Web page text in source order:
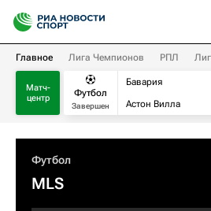
Главное Лига Чемпионов РПЛ
Матч-
центр
Футбол
Завершен
Бавария
Астон Вилла
Футбол
MLS